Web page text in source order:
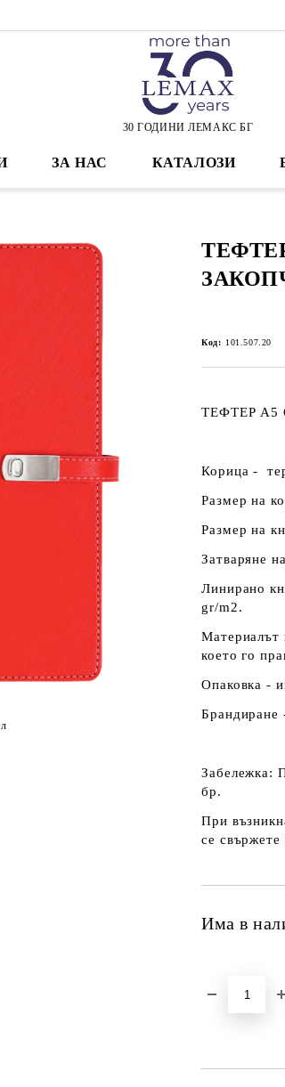
30 ГОДИНИ ЛЕМАКС БГ
ЗА НАС КАТАЛОЗИ
Код: 101.507.20
ТЕФТЕР
Корица -
Размер на
Размер на
Затваряне
Линирано
gr/m2.
Материалът
което го
Опаковка -
Брандиране
Забележка:
бр.
При
се свържете
Има в